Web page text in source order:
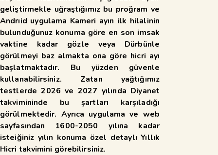
geliştirmekle uğraştığımız bu proğram ve
Andrıid uygulama Kameri ayın ilk hilalinin
bulunduğunuz konuma göre en son imsak
vaktine kadar gözle veya Dürbünle
görülmeyi baz almakta ona göre hicri ayı
başlatmaktadır. Bu yüzden güvenle
kullanabilirsiniz. Zatan yağtığımız
testlerde 2026 ve 2027 yılında Diyanet
takvimininde bu şartları karşıladığı
görülmektedir. Ayrıca uygulama ve web
sayfasından 1600-2050 yılına kadar
isteiğiniz yılın konuma özel detaylı Yıllık
Hicri takvimini görebilirsiniz.